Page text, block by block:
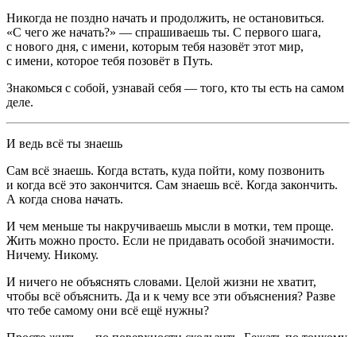
Никогда не поздно начать и продолжить, не остановиться.
«С чего же начать?» — спрашиваешь ты. С первого шага,
с нового дня, с имени, которым тебя назовёт этот мир,
с имени, которое тебя позовёт в Путь.
Знакомься с собой, узнавай себя — того, кто ты есть на самом
деле.
И ведь всё ты знаешь
Сам всё знаешь. Когда встать, куда пойти, кому позвонить
и когда всё это закончится. Сам знаешь всё. Когда закончить.
А когда снова начать.
И чем меньше ты накручиваешь мысли в мотки, тем проще.
Жить можно просто. Если не придавать особой значимости.
Ничему. Никому.
И ничего не объяснять словами. Целой жизни не хватит,
чтобы всё объяснить. Да и к чему все эти объяснения? Разве
что тебе самому они всё ещё нужны?